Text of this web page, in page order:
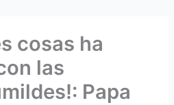
cosas ha
las
Papa